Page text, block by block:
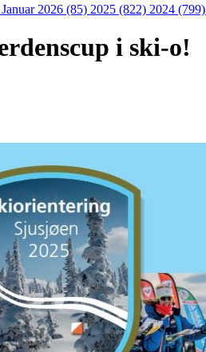
Januar 2026 (85) 2025 (822) 2024 (799)
i ski-o!